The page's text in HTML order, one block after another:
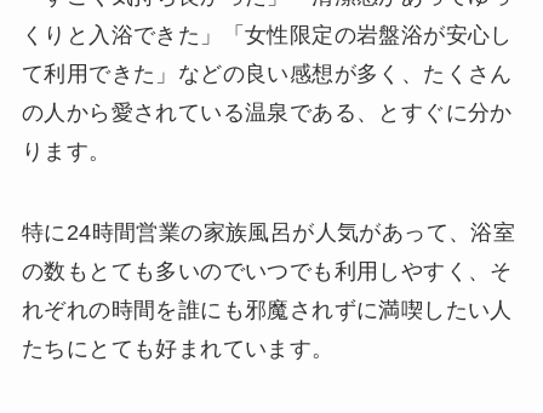
くりと入浴できた」「女性限定の岩盤浴が安心し
て利用できた」などの良い感想が多く、たくさん
の人から愛されている温泉である、とすぐに分か
ります。
特に24時間営業の家族風呂が人気があって、浴室
の数もとても多いのでいつでも利用しやすく、そ
れぞれの時間を誰にも邪魔されずに満喫したい人
たちにとても好まれています。